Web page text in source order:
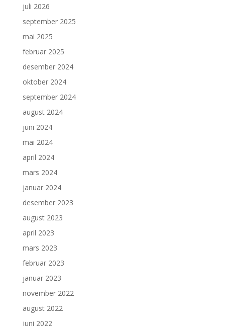
juli 2026
september 2025
mai 2025
februar 2025
desember 2024
oktober 2024
september 2024
august 2024
juni 2024
mai 2024
april 2024
mars 2024
januar 2024
desember 2023
august 2023
april 2023
mars 2023
februar 2023
januar 2023
november 2022
august 2022
juni 2022